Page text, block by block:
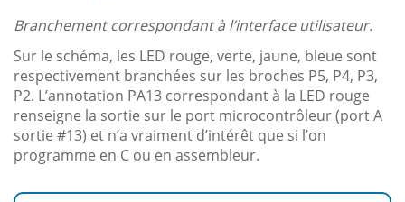
Branchement correspondant à l’interface utilisateur.
Sur le schéma, les LED rouge, verte, jaune, bleue sont
respectivement branchées sur les broches P5, P4, P3,
P2. L’annotation PA13 correspondant à la LED rouge
renseigne la sortie sur le port microcontrôleur (port A
sortie #13) et n’a vraiment d’intérêt que si l’on
programme en C ou en assembleur.